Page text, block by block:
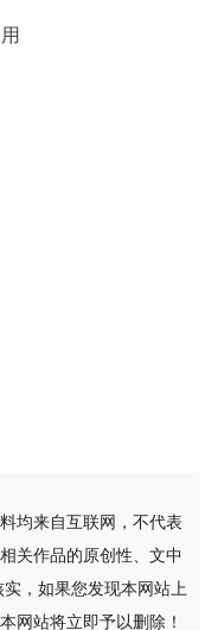
均来自互联网，不代表
关作品的原创性、文中
，如果您发现本网站上
网站将立即予以删除！